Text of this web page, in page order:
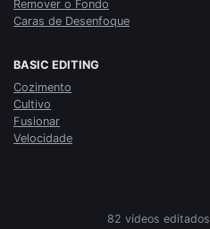
Remover o Fondo
Caras de Desenfoque
BASIC EDITING
Cozimento
Cultivo
Fusionar
Velocidade
82 vídeos editados